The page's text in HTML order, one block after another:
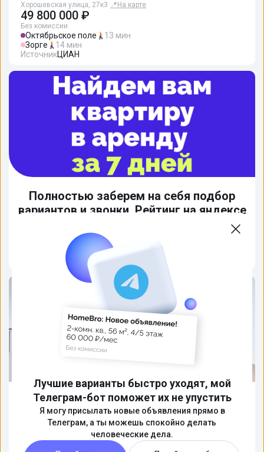
Хорошевская улица, 27к3 📍 На карте
49 800 000 ₽
Без комиссии
Октябрьское поле
13 мин
Зорге
14 мин
ИсточникЦИАН
Полностью заберем на себя подбор
вариантов и звонки. Рейтинг на яндексе
Подробнее
3-комн. кв., 103.2 м², 12/20 этаж
Москва, СЗАО, р-н Хорошево-Мневники, м. Серебряный Бор,
улица Паршина, 10
75 990 000 ₽
736 337 ₽/м²
Октябрьское поле
7 мин
Лучшие варианты быстро уходят, мой
Телеграм-бот поможет их не упустить
Я могу присылать новые объявления прямо в
Телеграм, а ты можешь спокойно делать
человеческие дела.